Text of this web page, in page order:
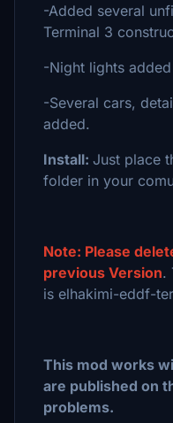
-Added several
Terminal 3
-Night lights
-Several cars,
added.
Install: Just place
folder in your
Note: Please
previous Version.
is elhakimi-eddf-
This mod works
are published on
problems.